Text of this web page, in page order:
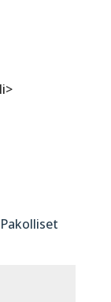
Pakolliset